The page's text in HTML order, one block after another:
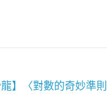
龍】〈對數的奇妙準